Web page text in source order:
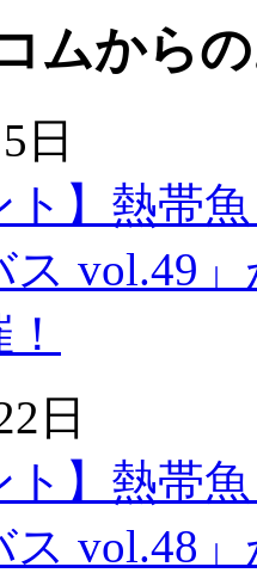
ムから
日
ト】熱帯
ス vol.49
日
ト】熱帯
ス vol.48